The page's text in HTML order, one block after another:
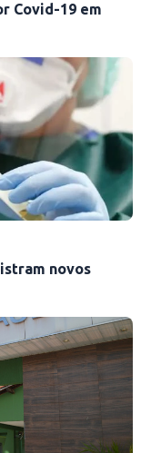
Covid-19 em
novos